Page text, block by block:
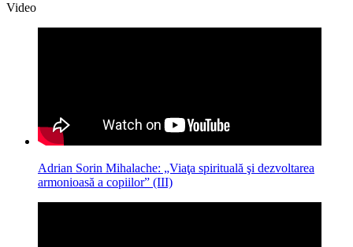
Video
Adrian Sorin Mihalache: „Viaţa spirituală şi dezvoltarea
armonioasă a copiilor” (III)